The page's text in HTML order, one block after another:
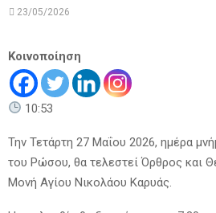
23/05/2026
Κοινοποίηση
10:53
Την Τετάρτη 27 Μαΐου 2026, ημέρα
του Ρώσου, θα τελεστεί Όρθρος και
Μονή Αγίου Νικολάου Καρυάς.